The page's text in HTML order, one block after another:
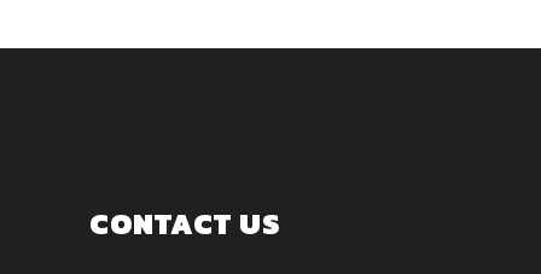
CONTACT US